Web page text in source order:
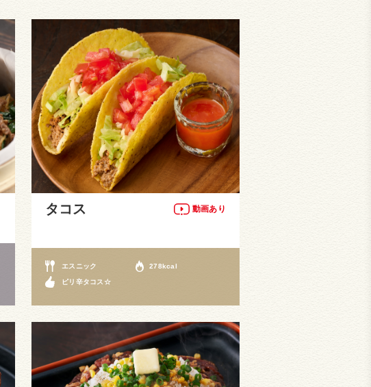
タコス 動画あり
エスニック 278kcal
ピリ辛タコス☆